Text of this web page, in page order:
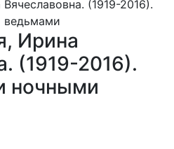
Ирина
(1919-2016).
ночными